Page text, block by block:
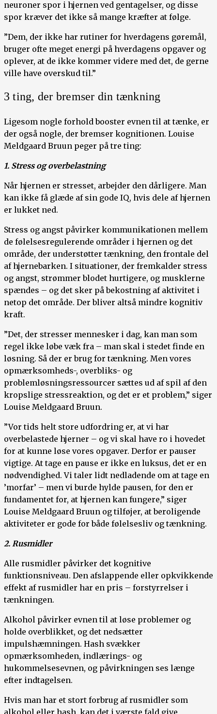
neuroner spor i hjernen ved gentagelser, og disse
spor kræver det ikke så mange kræfter at følge.
”Dem, der ikke har rutiner for hverdagens gøremål,
bruger ofte meget energi på hverdagens opgaver og
oplever, at de ikke kommer videre med det, de gerne
ville have overskud til.”
3 ting, der bremser din tænkning
Ligesom nogle forhold booster evnen til at tænke, er
der også nogle, der bremser kognitionen. Louise
Meldgaard Bruun peger på tre ting:
1. Stress og overbelastning
Når hjernen er stresset, arbejder den dårligere. Man
kan ikke få glæde af sin gode IQ, hvis dele af hjernen
er lukket ned.
Stress og angst påvirker kommunikationen mellem
de følelsesregulerende områder i hjernen og det
område, der understøtter tænkning, den frontale del
af hjernebarken. I situationer, der fremkalder stress
og angst, strømmer blodet hurtigere, og musklerne
spændes – og det sker på bekostning af aktivitet i
netop det område. Der bliver altså mindre kognitiv
kraft.
”Det, der stresser mennesker i dag, kan man som
regel ikke løbe væk fra – man skal i stedet finde en
løsning. Så der er brug for tænkning. Men vores
opmærksomheds-, overbliks- og
problemløsningsressourcer sættes ud af spil af den
kropslige stressreaktion, og det er et problem,” siger
Louise Meldgaard Bruun.
”Vor tids helt store udfordring er, at vi har
overbelastede hjerner – og vi skal have ro i hovedet
for at kunne løse vores opgaver. Derfor er pauser
vigtige. At tage en pause er ikke en luksus, det er en
nødvendighed. Vi taler lidt nedladende om at tage en
’morfar’ – men vi burde hylde pausen, for den er
fundamentet for, at hjernen kan fungere,” siger
Louise Meldgaard Bruun og tilføjer, at beroligende
aktiviteter er gode for både følelsesliv og tænkning.
2. Rusmidler
Alle rusmidler påvirker det kognitive
funktionsniveau. Den afslappende eller opkvikkende
effekt af rusmidler har en pris – forstyrrelser i
tænkningen.
Alkohol påvirker evnen til at løse problemer og
holde overblikket, og det nedsætter
impulshæmningen. Hash svækker
opmærksomheden, indlærings- og
hukommelsesevnen, og påvirkningen ses længe
efter indtagelsen.
Hvis man har et stort forbrug af rusmidler som
alkohol eller hash, kan det i værste fald give